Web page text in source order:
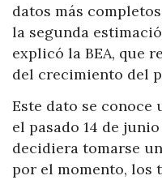
datos más
la segunda
explicó la BEA, que
del crecimiento del
Este dato se conoce
el pasado 14 de
decidiera tomarse
por el momento, los